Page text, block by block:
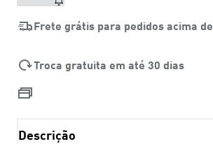
Frete grátis para pedidos acima de
Troca gratuita em até 30 dias
Descrição